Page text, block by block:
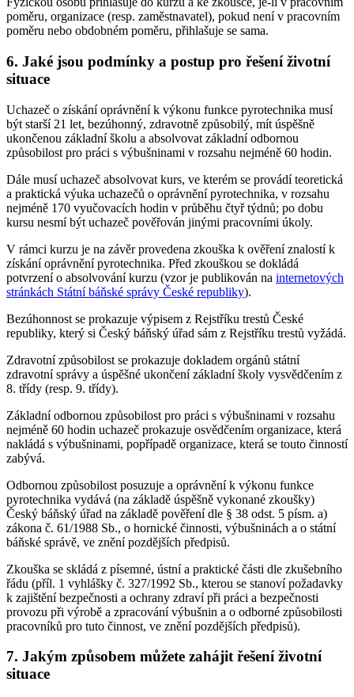
poměru, organizace (resp. zaměstnavatel), pokud není v pracovním
poměru nebo obdobném poměru, přihlašuje se sama.
6. Jaké jsou podmínky a postup pro řešení životní
situace
Uchazeč o získání oprávnění k výkonu funkce pyrotechnika musí
být starší 21 let, bezúhonný, zdravotně způsobilý, mít úspěšně
ukončenou základní školu a absolvovat základní odbornou
způsobilost pro práci s výbušninami v rozsahu nejméně 60 hodin.
Dále musí uchazeč absolvovat kurs, ve kterém se provádí teoretická
a praktická výuka uchazečů o oprávnění pyrotechnika, v rozsahu
nejméně 170 vyučovacích hodin v průběhu čtyř týdnů; po dobu
kursu nesmí být uchazeč pověřován jinými pracovními úkoly.
V rámci kurzu je na závěr provedena zkouška k ověření znalostí k
získání oprávnění pyrotechnika. Před zkouškou se dokládá
potvrzení o absolvování kurzu (vzor je publikován na internetových
stránkách Státní báňské správy České republiky).
Bezúhonnost se prokazuje výpisem z Rejstříku trestů České
republiky, který si Český báňský úřad sám z Rejstříku trestů vyžádá.
Zdravotní způsobilost se prokazuje dokladem orgánů státní
zdravotní správy a úspěšné ukončení základní školy vysvědčením z
8. třídy (resp. 9. třídy).
Základní odbornou způsobilost pro práci s výbušninami v rozsahu
nejméně 60 hodin uchazeč prokazuje osvědčením organizace, která
nakládá s výbušninami, popřípadě organizace, která se touto činností
zabývá.
Odbornou způsobilost posuzuje a oprávnění k výkonu funkce
pyrotechnika vydává (na základě úspěšně vykonané zkoušky)
Český báňský úřad na základě pověření dle § 38 odst. 5 písm. a)
zákona č. 61/1988 Sb., o hornické činnosti, výbušninách a o státní
báňské správě, ve znění pozdějších předpisů.
Zkouška se skládá z písemné, ústní a praktické části dle zkušebního
řádu (příl. 1 vyhlášky č. 327/1992 Sb., kterou se stanoví požadavky
k zajištění bezpečnosti a ochrany zdraví při práci a bezpečnosti
provozu při výrobě a zpracování výbušnin a o odborné způsobilosti
pracovníků pro tuto činnost, ve znění pozdějších předpisů).
7. Jakým způsobem můžete zahájit řešení životní
situace